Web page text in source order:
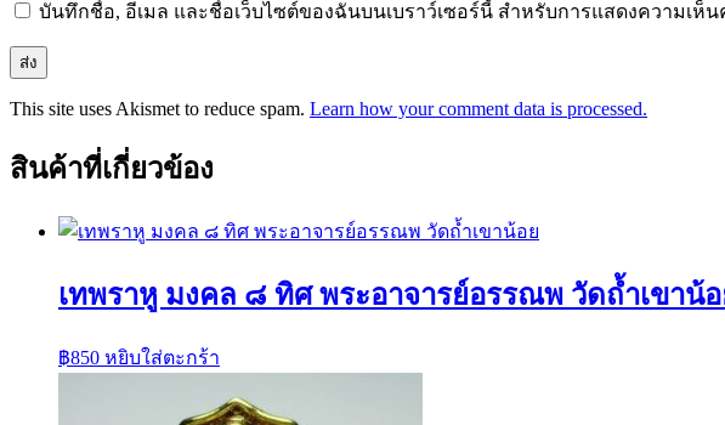
บันทึกชื่อ, อีเมล และชื่อเว็บไซต์ของฉันบนเบราว์เซอร์นี้ สำหรับการแสดงความเห็น
This site uses Akismet to reduce spam. Learn how your comment data is processed.
สินค้าที่เกี่ยวข้อง
เทพราหู มงคล ๘ ทิศ พระอาจารย์อรรณพ วัดถ้ำเขาน้
฿850 หยิบใส่ตะกร้า